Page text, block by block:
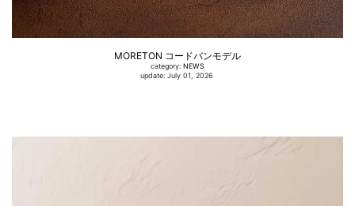
MORETON コードバンモデル
category: NEWS
update: July 01, 2026